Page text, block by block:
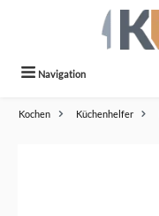
Navigation
Kochen Küchenhelfer